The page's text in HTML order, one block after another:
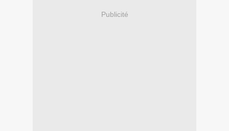
Publicité